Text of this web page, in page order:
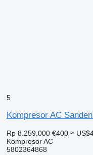
5
Kompresor AC
Rp 8.259.000 €400 ≈
Kompresor AC
5802364868